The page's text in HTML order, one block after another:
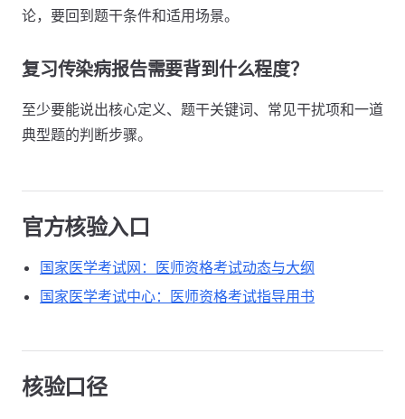
论，要回到题干条件和适用场景。
复习传染病报告需要背到什么程度？
至少要能说出核心定义、题干关键词、常见干扰项和一道
典型题的判断步骤。
官方核验入口
国家医学考试网：医师资格考试动态与大纲
国家医学考试中心：医师资格考试指导用书
核验口径